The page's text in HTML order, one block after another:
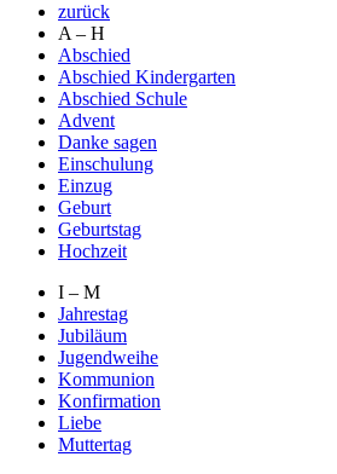
zurück
A – H
Abschied
Abschied Kindergarten
Abschied Schule
Advent
Danke sagen
Einschulung
Einzug
Geburt
Geburtstag
Hochzeit
I – M
Jahrestag
Jubiläum
Jugendweihe
Kommunion
Konfirmation
Liebe
Muttertag